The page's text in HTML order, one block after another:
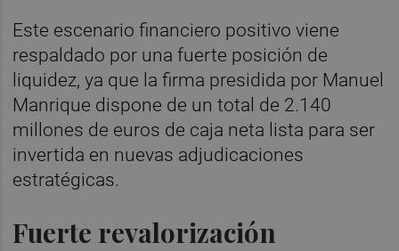
Este escenario financiero positivo viene
respaldado por una fuerte posición de
liquidez, ya que la firma presidida por Manuel
Manrique dispone de un total de 2.140
millones de euros de caja neta lista para ser
invertida en nuevas adjudicaciones
estratégicas.
Fuerte revalorización